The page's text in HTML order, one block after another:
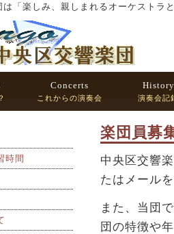
は「楽しみ、親しまれるオーケストラ
Concerts
これからの演奏会
History
演奏会記
楽団員募
中央区交響
たはメール
また、当団
団の特徴や
時間